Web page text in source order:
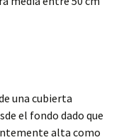
una cubierta
el fondo dado que
alta como